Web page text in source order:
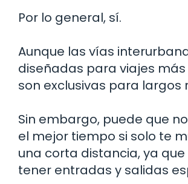
Por lo general, sí.
Aunque las vías
diseñadas para viajes más
son exclusivas para largos
Sin embargo, puede que
el mejor tiempo si solo te
una corta distancia, ya
tener entradas y salidas